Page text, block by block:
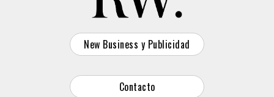
New Business y Publicidad
Contacto